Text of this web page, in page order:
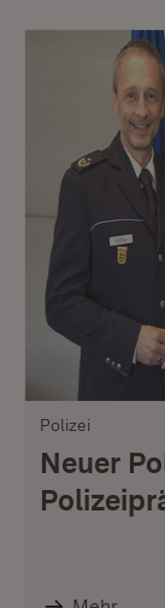
Polizei
Neuer